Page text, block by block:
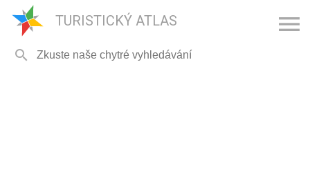
TURISTICKÝ ATLAS 
